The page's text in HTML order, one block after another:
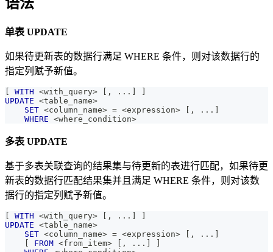
单表 UPDATE
如果待更新表的数据行满足 WHERE 条件，则对该数据行的
指定列赋予新值。
WITH <with_query> , . . .
UPDATE <table_name>
SET <column_name> = <expression> , . . .
WHERE <where_condition>
多表 UPDATE
基于多表关联查询的结果集与待更新的表进行匹配，如果待更
新表的数据行匹配结果集并且满足 WHERE 条件，则对该数
据行的指定列赋予新值。
WITH <with_query> , . . .
UPDATE <table_name>
SET <column_name> = <expression> , . . .
FROM <from_item> , . . .